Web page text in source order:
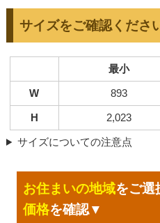
サイズをご確認くださ
最小
W 893
H 2,023
サイズについての注意点
お住まいの地域をご選
価格を確認▼